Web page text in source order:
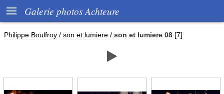
 Galerie photos Achteure
Philippe Boulfroy / son et lumiere / son et lumiere 08 [7]
